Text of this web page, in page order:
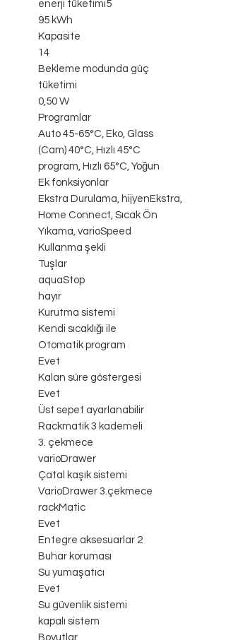
enerji tüketimi5
95 kWh
Kapasite
14
Bekleme modunda güç
tüketimi
0,50 W
Programlar
Auto 45-65°C, Eko, Glass
(Cam) 40°C, Hızlı 45°C
program, Hızlı 65°C, Yoğun
Ek fonksiyonlar
Ekstra Durulama, hijyenEkstra,
Home Connect, Sıcak Ön
Yıkama, varioSpeed
Kullanma şekli
Tuşlar
aquaStop
hayır
Kurutma sistemi
Kendi sıcaklığı ile
Otomatik program
Evet
Kalan süre göstergesi
Evet
Üst sepet ayarlanabilir
Rackmatik 3 kademeli
3. çekmece
varioDrawer
Çatal kaşık sistemi
VarioDrawer 3.çekmece
rackMatic
Evet
Entegre aksesuarlar 2
Buhar koruması
Su yumaşatıcı
Evet
Su güvenlik sistemi
kapalı sistem
Boyutlar